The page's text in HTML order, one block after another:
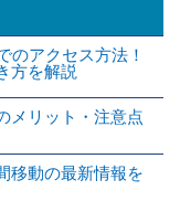
のアクセス方法！
方を解説
メリット・注意点
移動の最新情報を